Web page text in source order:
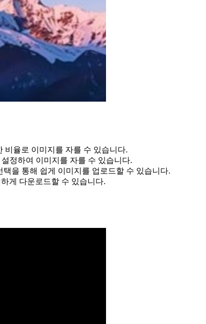
비율로 이미지를 자를 수 있습니다.
정하여 이미지를 자를 수 있습니다.
을 통해 쉽게 이미지를 업로드할 수 있습니다.
게 다운로드할 수 있습니다.